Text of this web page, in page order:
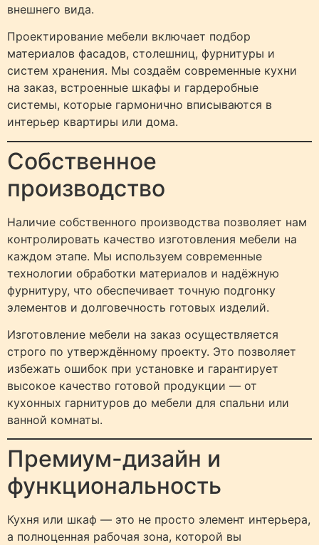
внешнего вида.
Проектирование мебели включает подбор
материалов фасадов, столешниц, фурнитуры и
систем хранения. Мы создаём современные кухни
на заказ, встроенные шкафы и гардеробные
системы, которые гармонично вписываются в
интерьер квартиры или дома.
Собственное
производство
Наличие собственного производства позволяет нам
контролировать качество изготовления мебели на
каждом этапе. Мы используем современные
технологии обработки материалов и надёжную
фурнитуру, что обеспечивает точную подгонку
элементов и долговечность готовых изделий.
Изготовление мебели на заказ осуществляется
строго по утверждённому проекту. Это позволяет
избежать ошибок при установке и гарантирует
высокое качество готовой продукции — от
кухонных гарнитуров до мебели для спальни или
ванной комнаты.
Премиум-дизайн и
функциональность
Кухня или шкаф — это не просто элемент интерьера,
а полноценная рабочая зона, которой вы